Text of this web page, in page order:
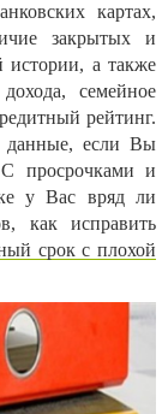
картах,
закрытых и
истории, а также
семейное
рейтинг.
данные, если Вы
просрочками и
у Вас вряд ли
как исправить
срок с плохой